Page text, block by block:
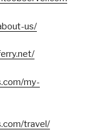
us/
my-
travel/